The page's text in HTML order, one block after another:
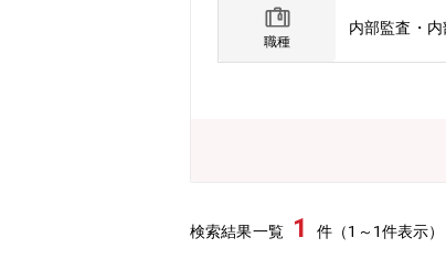
職種
内部監査・内
検索結果一覧 1 件（1～1件表示）